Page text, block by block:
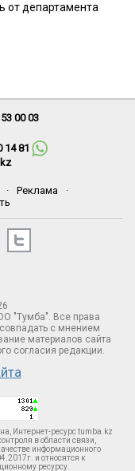
от департамента
00 03
14 81
· Реклама
·
"Тумба". Все права
с мнением
материалов сайта
согласия редакции.
Интернет-ресурс tumba.kz
в области связи,
информационного
и относятся к
ресурсу.